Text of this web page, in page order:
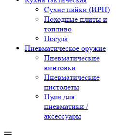
Сухие пайки (ИРП)
Походные плиты и
топливо
Посуда
Пневматическое оружие
Пневматические
винтовки
Пневматические
пистолеты
Пули для
пневматики /
аксессуары